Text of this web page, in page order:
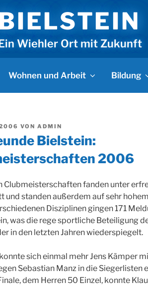
Wiehler Ort mit Zukunft
Wohnen und Arbeit Bildung
VON ADMIN
Bielstein:
2006
Clubmeisterschaften fanden unter
und standen außerdem auf sehr
Disziplinen gingen 171
was die rege sportliche Beteiligung
in den letzten Jahren wiederspiegelt.
sich einmal mehr Jens Kämper
Sebastian Manz in die Siegerlisten
dem Herren 50 Einzel, konnte